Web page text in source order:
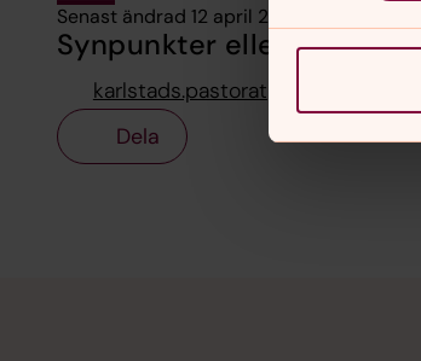
Senast ändrad 12 april 2023
Synpunkter eller frågor
Dela